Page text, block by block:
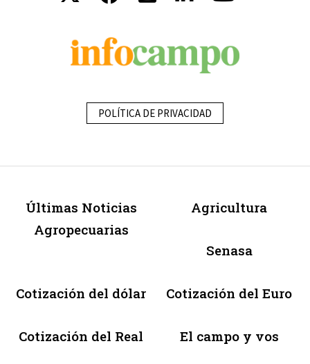
POLÍTICA DE PRIVACIDAD
Últimas Noticias
Agropecuarias
Agricultura
Senasa
Cotización del dólar Cotización del Euro
Cotización del Real El campo y vos